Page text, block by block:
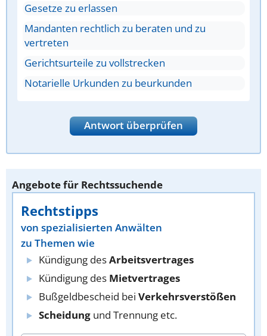
Gesetze zu erlassen
Mandanten rechtlich zu beraten und zu
vertreten
Gerichtsurteile zu vollstrecken
Notarielle Urkunden zu beurkunden
Antwort überprüfen
Angebote für Rechtssuchende
Rechtstipps
von spezialisierten Anwälten
zu Themen wie
Kündigung desArbeitsvertrages
Kündigung des Mietvertrages
Bußgeldbescheid bei Verkehrsverstößen
Scheidung und Trennung etc.